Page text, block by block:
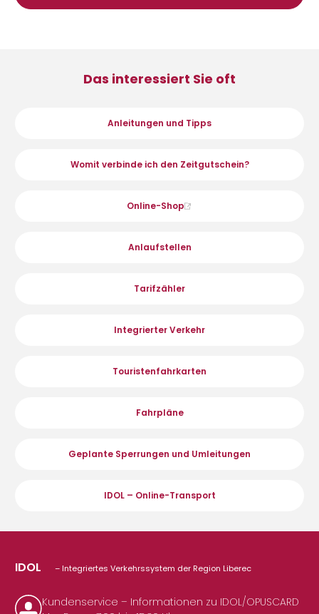
Das interessiert Sie oft
Anleitungen und Tipps
Womit verbinde ich den Zeitgutschein?
Online-Shop
Anlaufstellen
Tarifzähler
Integrierter Verkehr
Touristenfahrkarten
Fahrpläne
Geplante Sperrungen und Umleitungen
IDOL – Online-Transport
IDOL – Integriertes Verkehrssystem der Region Liberec
Kundenservice – Informationen zu IDOL/OPUSCARD